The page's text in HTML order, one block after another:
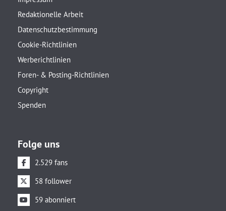
Redaktionelle Arbeit
Datenschutzbestimmung
Cookie-Richtlinien
Werberichtlinien
Foren- & Posting-Richtlinien
Copyright
Spenden
Folge uns
2.529 fans
58 follower
59 abonniert